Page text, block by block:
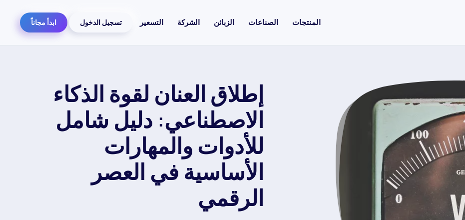
المنتجات الصناعات الزبائن الشركة التسعير تسجيل الدخول ابدأ مجاناً
إطلاق العنان لقوة الذكاء
الاصطناعي: دليل شامل
للأدوات والمهارات
الأساسية في العصر
الرقمي